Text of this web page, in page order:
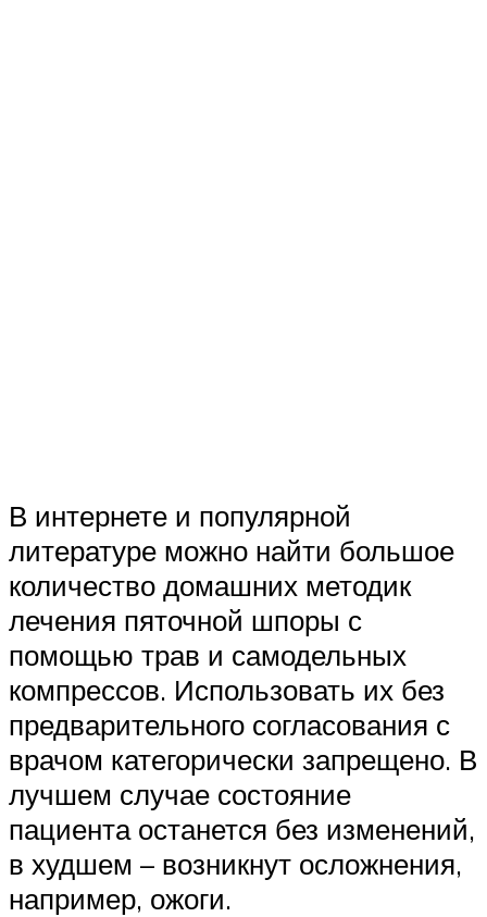
В интернете и популярной
литературе можно найти большое
количество домашних методик
лечения пяточной шпоры с
помощью трав и самодельных
компрессов. Использовать их без
предварительного согласования с
врачом категорически запрещено. В
лучшем случае состояние
пациента останется без изменений,
в худшем – возникнут осложнения,
например, ожоги.